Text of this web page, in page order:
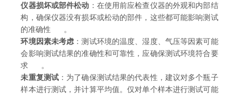
仪器损坏或部件松动 ：在使用前应检查仪器的外观和内部结
构，确保仪器没有损坏或松动的部件，这些都可能影响测试
的准确性
。
环境因素未考虑 ：测试环境的温度、湿度、气压等因素可能
会影响测试结果的准确性和可靠性，应确保测试环境符合要
求
。
未重复测试 ：为了确保测试结果的代表性，建议对多个瓶子
样本进行测试，并计算平均值。仅对单个样本进行测试可能